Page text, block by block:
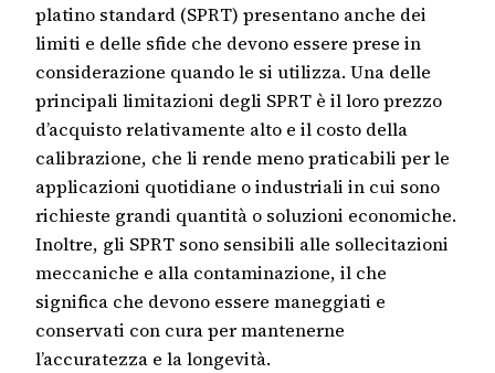
platino standard (SPRT) presentano anche dei
limiti e delle sfide che devono essere prese in
considerazione quando le si utilizza. Una delle
principali limitazioni degli SPRT è il loro prezzo
d’acquisto relativamente alto e il costo della
calibrazione, che li rende meno praticabili per le
applicazioni quotidiane o industriali in cui sono
richieste grandi quantità o soluzioni economiche.
Inoltre, gli SPRT sono sensibili alle sollecitazioni
meccaniche e alla contaminazione, il che
significa che devono essere maneggiati e
conservati con cura per mantenerne
l’accuratezza e la longevità.